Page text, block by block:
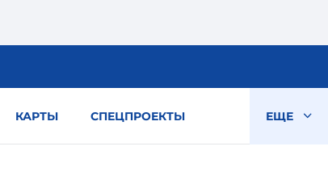
КАРТЫ СПЕЦПРОЕКТЫ ЕЩЕ